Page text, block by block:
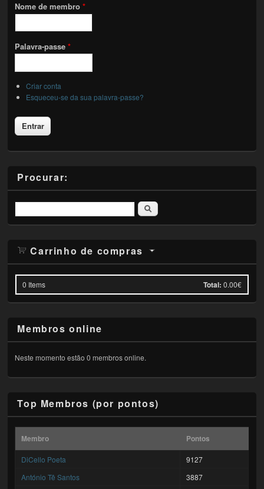
Nome de membro*
Palavra-passe*
Criar conta
Esqueceu-se da sua palavra-passe?
Procurar:
Pesquisar
Carrinho de compras
0 Items Total: 0.00€
Membros online
Neste momento estão 0 membros online.
Top Membros (por pontos)
Membro Pontos
DiCello Poeta
9127
António Tê Santos
3887